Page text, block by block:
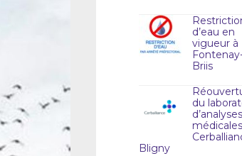
d’eau en
vigueur à
Briis
du
d’analyses
médicales
Bligny